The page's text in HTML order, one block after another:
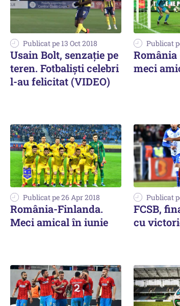
Publicat pe 13 Oct 2018
Usain Bolt, senzație pe
teren. Fotbaliști celebri
l-au felicitat (VIDEO)
Publicat
România
meci
Publicat pe 26 Apr 2018
România-Finlanda.
Meci amical în iunie
Publicat
FCSB,
cu